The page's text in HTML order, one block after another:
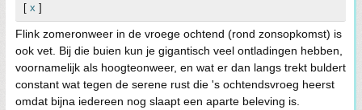
[ x ]
Flink zomeronweer in de vroege ochtend (rond zonsopkomst) is
ook vet. Bij die buien kun je gigantisch veel ontladingen hebben,
voornamelijk als hoogteonweer, en wat er dan langs trekt buldert
constant wat tegen de serene rust die 's ochtendsvroeg heerst
omdat bijna iedereen nog slaapt een aparte beleving is.